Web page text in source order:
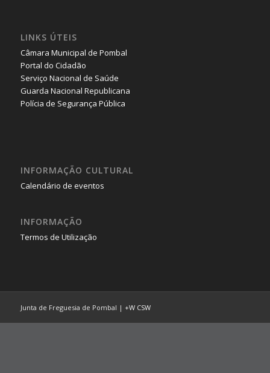
LINKS ÚTEIS
Câmara Municipal de Pombal
Portal do Cidadão
Serviço Nacional de Saúde
Guarda Nacional Republicana
Polícia de Segurança Pública
INFORMAÇÃO CULTURAL
Calendário de eventos
INFORMAÇÃO
Termos de Utilização
Junta de Freguesia de Pombal | +W CSW